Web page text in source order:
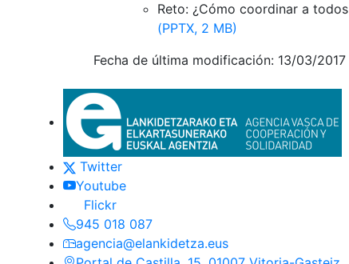
Reto: ¿Cómo coordinar a
(PPTX, 2 MB)
Fecha de última modificación: 13/03/2017
Euskadi.eus-eko esteka
Contacto
Twitter(Este enlace se abrirá en nueva
Youtube(Este enlace se abrirá en nueva
Flickr(Este enlace se abrirá en nueva
945 018 087
agencia@elankidetza.eus